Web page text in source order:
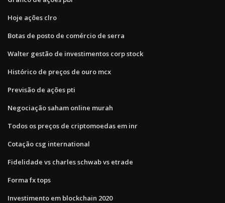
Hoje ações clro
Botas de posto de comércio de serra
Walter gestão de investimentos corp stock
Histórico de preços de ouro mcx
Previsão de ações pti
Negociação saham online murah
Todos os preços de criptomoedas em inr
Cotação csg international
Fidelidade vs charles schwab vs etrade
Forma fx tops
Investimento em blockchain 2020